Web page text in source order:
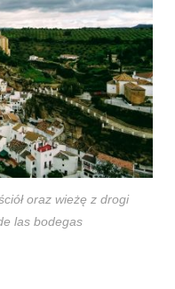
oraz wieżę z drogi
las bodegas